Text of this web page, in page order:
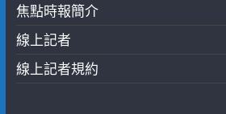
焦點時報簡介
線上記者
線上記者規約